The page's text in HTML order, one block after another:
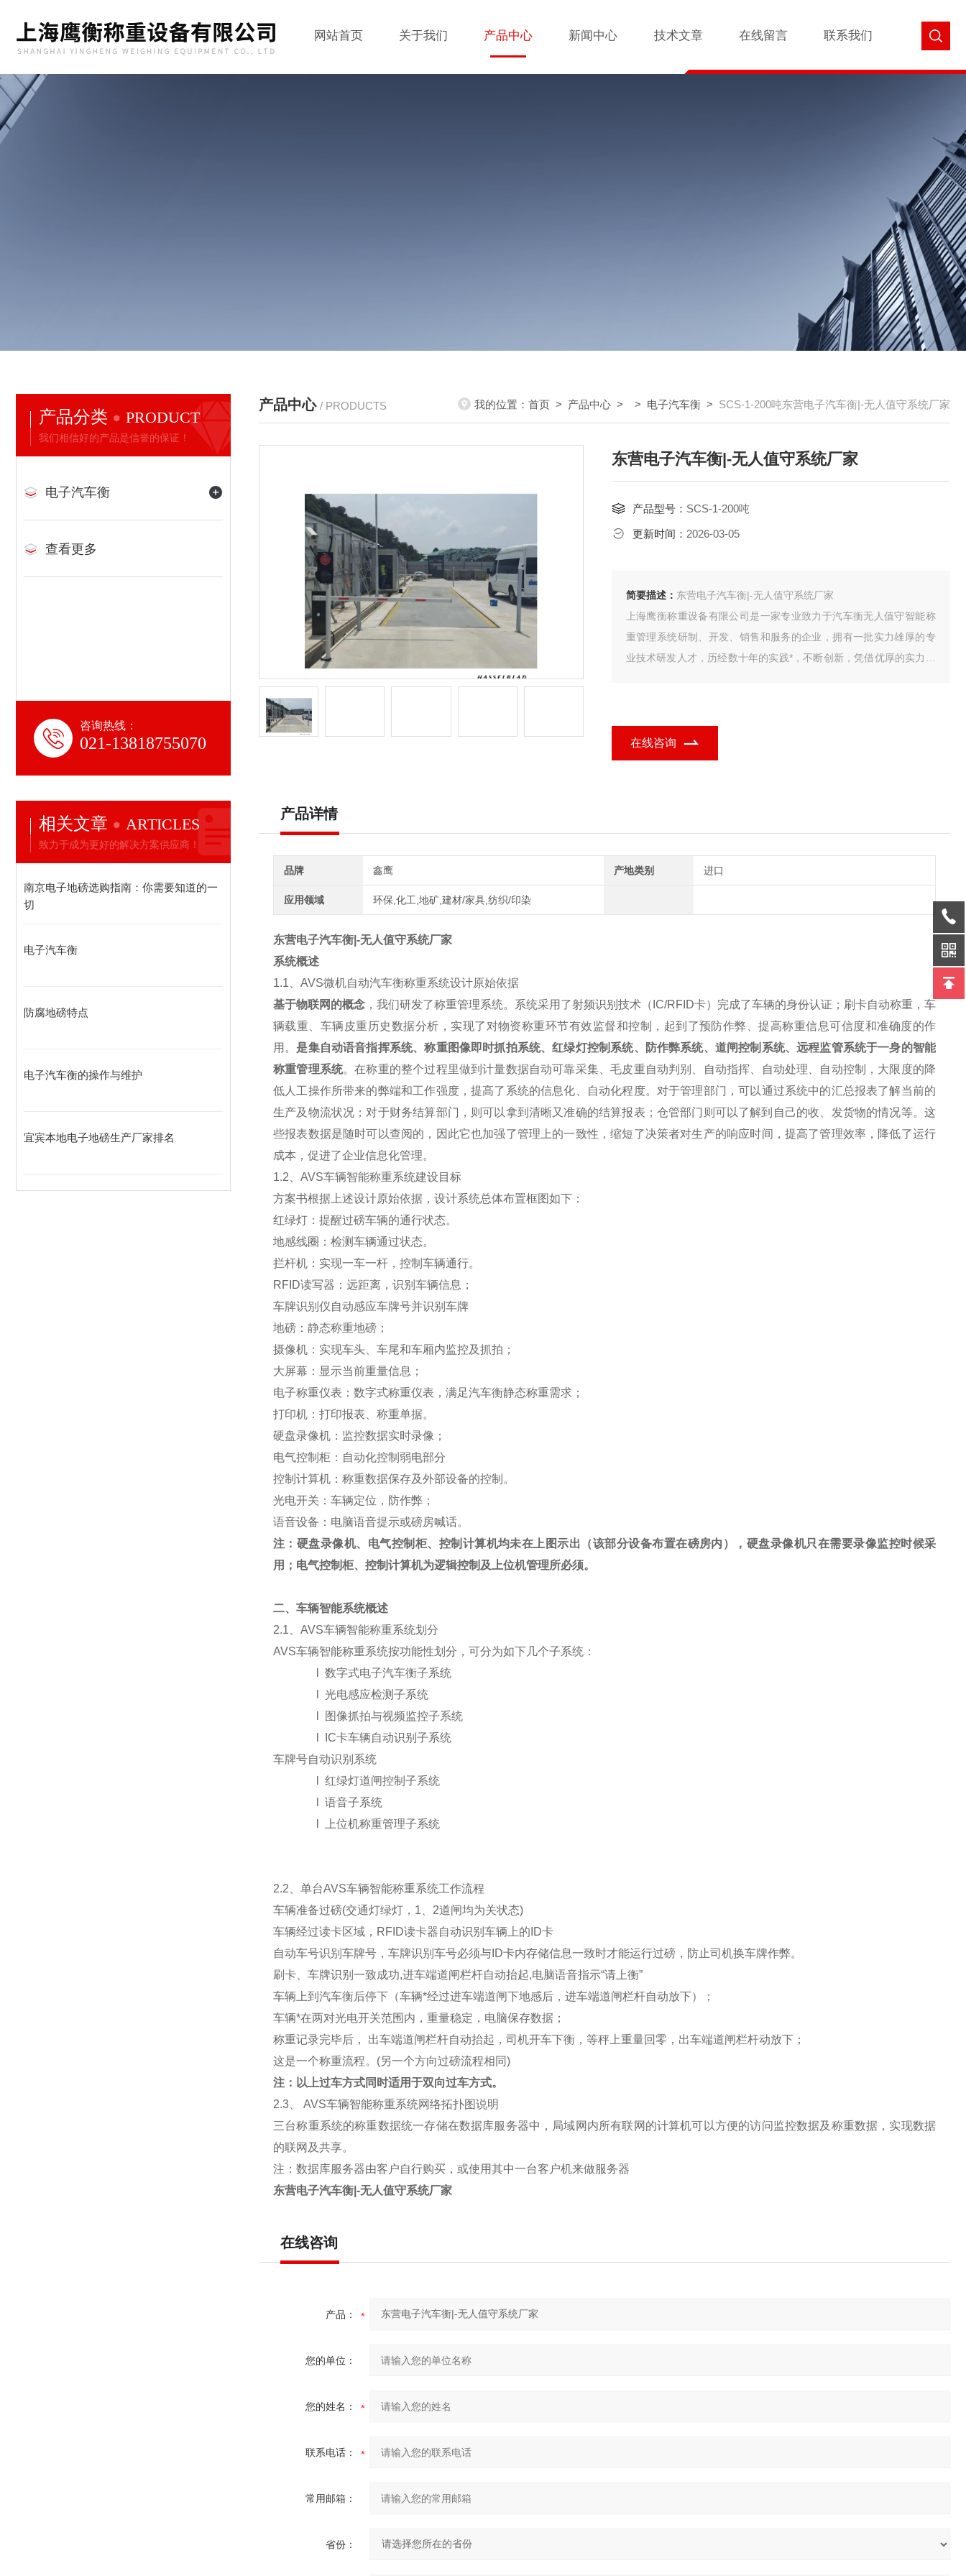
网站首页 关于我们 产品中心 新闻中心 技术文章 在线留言 联系我们
产品分类 PRODUCT
我们相信好的产品是信誉的保证！
电子汽车衡
查看更多
咨询热线：
021-13818755070
相关文章 ARTICLES
致力于成为更好的解决方案供应商！
南京电子地磅选购指南：你需要知道的一
切
电子汽车衡
防腐地磅特点
电子汽车衡的操作与维护
宜宾本地电子地磅生产厂家排名
产品中心 / PRODUCTS 我的位置： 首页 > 产品中心 > > 电子汽车衡 > SCS-1-200吨东营电子汽车衡|-无人值守系统厂家
东营电子汽车衡|-无人值守系统厂家
产品型号： SCS-1-200吨
更新时间： 2026-03-05
简要描述： 东营电子汽车衡|-无人值守系统厂家
上海鹰衡称重设备有限公司是一家专业致力于汽车衡无人值守智能称
重管理系统研制、开发、销售和服务的企业，拥有一批实力雄厚的专
业技术研发人才，历经数十年的实践*，不断创新，凭借优厚的实力为
在线咨询
产品详情
品牌 鑫鹰 产地类别 进口
应用领域 环保,化工,地矿,建材/家具,纺织/印染
东营电子汽车衡|-无人值守系统厂家
系统概述
1.1
AVS微机自动汽车衡称重系统设计原始依据
基于物联网的概念 ，我们研发了称重管理系统。系统采用了射频识别技术（IC/RFID卡）完成了车辆的身份认证；刷卡自动称重，车
辆载重、车辆皮重历史数据分析，实现了对物资称重环节有效监督和控制，起到了预防作弊、提高称重信息可信度和准确度的作
用。 是集自动语音指挥系统、称重图像即时抓拍系统、红绿灯控制系统、防作弊系统、道闸控制系统、远程监管系统于一身的智能
称重管理系统。在称重的整个过程里做到计量数据自动可靠采集、毛皮重自动判别、自动指挥、自动处理、自动控制，大限度的降
低人工操作所带来的弊端和工作强度，提高了系统的信息化、自动化程度。对于管理部门，可以通过系统中的汇总报表了解当前的
生产及物流状况；对于财务结算部门，则可以拿到清晰又准确的结算报表；仓管部门则可以了解到自己的收、发货物的情况等。这
些报表数据是随时可以查阅的，因此它也加强了管理上的一致性，缩短了决策者对生产的响应时间，提高了管理效率，降低了运行
成本，促进了企业信息化管理。
1.2 、AVS车辆智能称重系统建设目标
方案书根据上述设计原始依据，设计系统总体布置框图如下：
红绿灯：提醒过磅车辆的通行状态。
地感线圈：检测车辆通过状态。
拦杆机：实现一车一杆，控制车辆通行。
RFID读写器：远距离，识别车辆信息；
车牌识别仪自动感应车牌号并识别车牌
地磅：静态称重地磅；
摄像机：实现车头、车尾和车厢内监控及抓拍；
大屏幕：显示当前重量信息；
电子称重仪表：数字式称重仪表，满足汽车衡静态称重需求；
打印机：打印报表、称重单据。
硬盘录像机：监控数据实时录像；
电气控制柜：自动化控制弱电部分
控制计算机：称重数据保存及外部设备的控制。
光电开关：车辆定位，防作弊；
语音设备：电脑语音提示或磅房喊话。
注：硬盘录像机、电气控制柜、控制计算机均未在上图示出（该部分设备布置在磅房内），硬盘录像机只在需要录像监控时候采
用；电气控制柜、控制计算机为逻辑控制及上位机管理所必须。
二、车辆智能系统概述
2.1 、AVS车辆智能称重系统划分
AVS车辆智能称重系统按功能性划分，可分为如下几个子系统：
数字式电子汽车衡子系统
光电感应检测子系统
图像抓拍与视频监控子系统
IC卡车辆自动识别子系统
车牌号自动识别系统
红绿灯道闸控制子系统
语音子系统
上位机称重管理子系统
2.2 、单台AVS车辆智能称重系统工作流程
车辆准备过磅(交通灯绿灯，1、2道闸均为关状态)
车辆经过读卡区域，RFID读卡器自动识别车辆上的ID卡
自动车号识别车牌号，车牌识别车号必须与ID卡内存储信息一致时才能运行过磅，防止司机换车牌作弊。
刷卡、车牌识别一致成功,进车端道闸栏杆自动抬起,电脑语音指示“请上衡”
车辆上到汽车衡后停下（车辆*经过进车端道闸下地感后，进车端道闸栏杆自动放下）；
车辆*在两对光电开关范围内，重量稳定，电脑保存数据；
称重记录完毕后， 出车端道闸栏杆自动抬起，司机开车下衡，等秤上重量回零，出车端道闸栏杆动放下；
这是一个称重流程。(另一个方向过磅流程相同)
注：以上过车方式同时适用于双向过车方式。
2.3 、 AVS车辆智能称重系统网络拓扑图说明
三台称重系统的称重数据统一存储在数据库服务器中，局域网内所有联网的计算机可以方便的访问监控数据及称重数据，实现数据
的联网及共享。
注：数据库服务器由客户自行购买，或使用其中一台客户机来做服务器
东营电子汽车衡|-无人值守系统厂家
在线咨询
产品：
您的单位：
您的姓名：
联系电话：
常用邮箱：
省份：